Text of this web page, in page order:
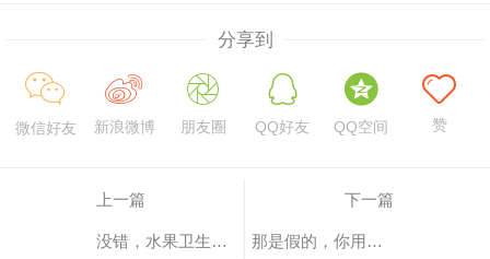
分享到
微信好友 新浪微博 朋友圈 QQ好友 QQ空间 赞
上一篇
没错，水果卫生纸更能满足你
下一篇
那是假的，你用手抠不出来